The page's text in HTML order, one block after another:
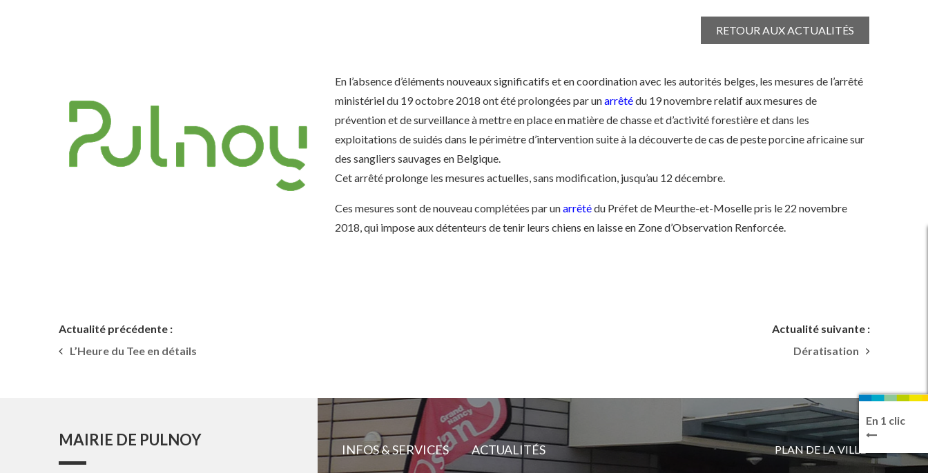
RETOUR AUX ACTUALITÉS
En l’absence d’éléments nouveaux significatifs et en coordination avec les autorités belges, les mesures de l’arrêté
ministériel du 19 octobre 2018 ont été prolongées par unarrêtédu 19 novembre relatif aux mesures de
prévention et de surveillance à mettre en place en matière de chasse et d’activité forestière et dans les
exploitations de suidés dans le périmètre d’intervention suite à la découverte de cas de peste porcine africaine sur
des sangliers sauvages en Belgique.
Cet arrêté prolonge les mesures actuelles, sans modification, jusqu’au 12 décembre.
Ces mesures sont de nouveau complétées par unarrêtédu Préfet de Meurthe-et-Moselle pris le 22 novembre
2018, qui impose aux détenteurs de tenir leurs chiens en laisse en Zone d’Observation Renforcée.
Actualité précédente :
L’Heure du Tee en détails
Actualité suivante :
Dératisation
En 1 clic
MAIRIE DE PULNOY
INFOS & SERVICES ACTUALITÉS PLAN DE LA VILLE